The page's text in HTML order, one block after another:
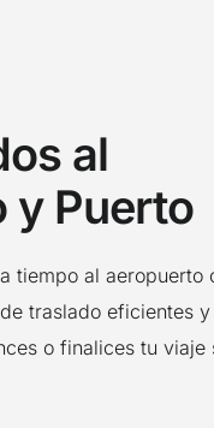
al
y Puerto
tiempo al aeropuerto
traslado eficientes y
o finalices tu viaje